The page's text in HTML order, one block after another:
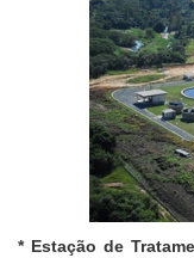
* Estação de